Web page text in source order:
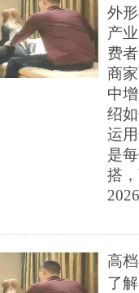
外
产
费
商
中
绍
运
是
搭
高
了